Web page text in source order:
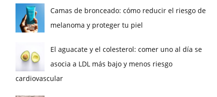
Camas de bronceado: cómo reducir el riesgo de
melanoma y proteger tu piel
El aguacate y el colesterol: comer uno al día se
asocia a LDL más bajo y menos riesgo
cardiovascular